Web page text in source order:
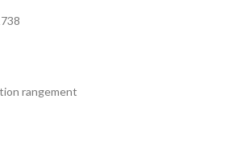
rangement